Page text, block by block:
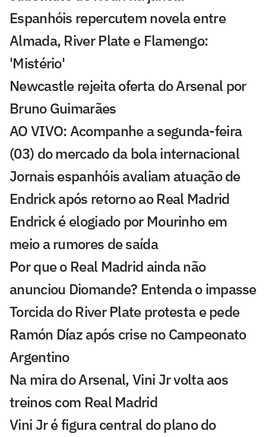
Espanhóis repercutem novela entre
Almada, River Plate e Flamengo:
'Mistério'
Newcastle rejeita oferta do Arsenal por
Bruno Guimarães
AO VIVO: Acompanhe a segunda-feira
(03) do mercado da bola internacional
Jornais espanhóis avaliam atuação de
Endrick após retorno ao Real Madrid
Endrick é elogiado por Mourinho em
meio a rumores de saída
Por que o Real Madrid ainda não
anunciou Diomande? Entenda o impasse
Torcida do River Plate protesta e pede
Ramón Díaz após crise no Campeonato
Argentino
Na mira do Arsenal, Vini Jr volta aos
treinos com Real Madrid
Vini Jr é figura central do plano do